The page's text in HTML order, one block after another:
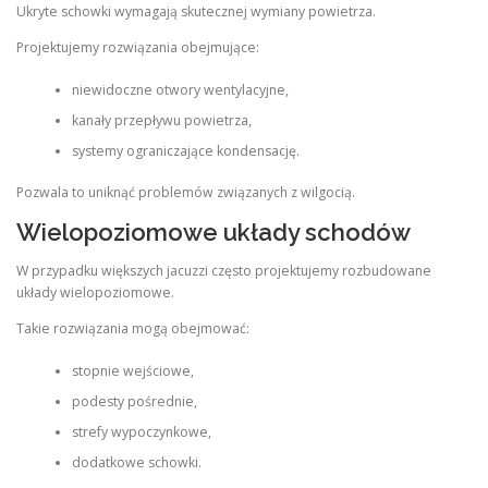
Ukryte schowki wymagają skutecznej wymiany powietrza.
Projektujemy rozwiązania obejmujące:
niewidoczne otwory wentylacyjne,
kanały przepływu powietrza,
systemy ograniczające kondensację.
Pozwala to uniknąć problemów związanych z wilgocią.
Wielopoziomowe układy schodów
W przypadku większych jacuzzi często projektujemy rozbudowane
układy wielopoziomowe.
Takie rozwiązania mogą obejmować:
stopnie wejściowe,
podesty pośrednie,
strefy wypoczynkowe,
dodatkowe schowki.